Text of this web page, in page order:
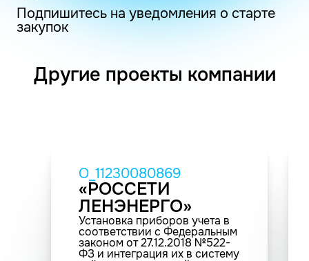
Подпишитесь на уведомления о старте
закупок
Другие проекты компании
O_11230080869
«РОССЕТИ
ЛЕНЭНЕРГО»
Установка приборов учета в
соответствии с Федеральным
законом от 27.12.2018 №522-
ФЗ и интеграция их в систему